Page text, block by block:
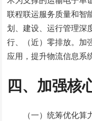
联程联运服务质量和智
划、建设、运行管理深
行、（近）零排放。加
应用，提升物流信息系
四、加强核
（一）统筹优化